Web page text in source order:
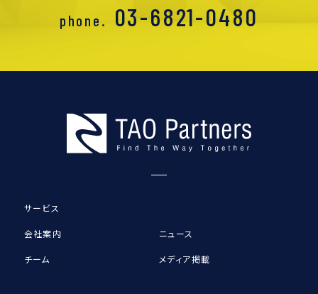
phone. 03-6821-0480
サービス
会社案内
チーム
ニュース
メディア掲載